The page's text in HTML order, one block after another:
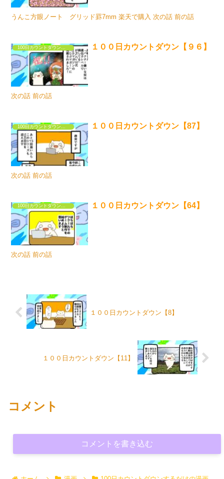
うんこ方眼ノート グリッド罫7mm 楽天で購入 次の話 前の話
１００日カウントダウン【９６】
次の話 前の話
100日カウントダウンするだけの漫画① １００日カウントダウン【87】
次の話 前の話
100日カウントダウンするだけの漫画① １００日カウントダウン【64】
次の話 前の話
１００日カウントダウン【8】
１００日カウントダウン【11】
コメント
コメントを書き込む